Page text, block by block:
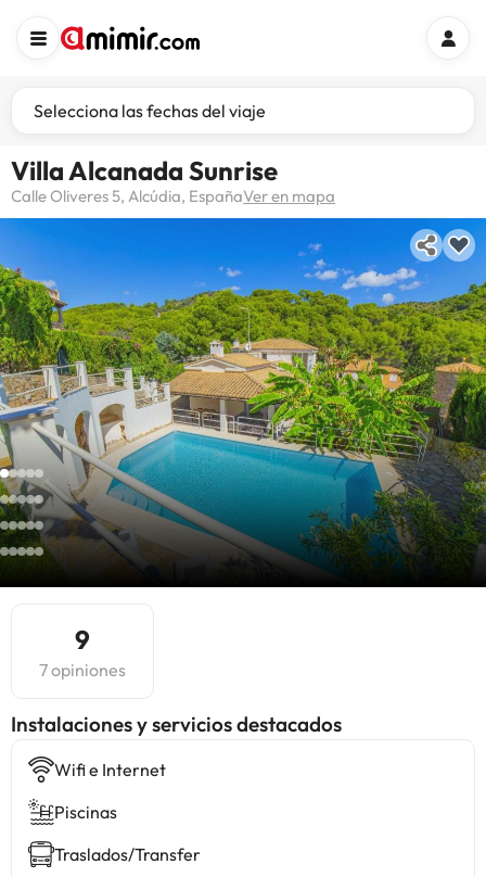
Selecciona las fechas del viaje
Villa Alcanada Sunrise
Calle Oliveres 5, Alcúdia, EspañaVer en mapa
9
7 opiniones
Instalaciones y servicios destacados
Wifi e Internet
Piscinas
Traslados/Transfer